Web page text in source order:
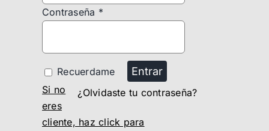
Contraseña *
Recuerdame Entrar
¿Olvidaste tu contraseña?
Si no
eres
cliente, haz click para